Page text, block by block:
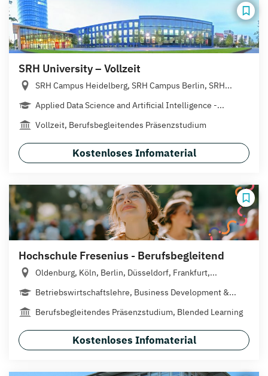
SRH University – Vollzeit
SRH Campus Heidelberg, SRH Campus Berlin, SRH...
Applied Data Science and Artificial Intelligence -...
Vollzeit, Berufsbegleitendes Präsenzstudium
Kostenloses Infomaterial
Hochschule Fresenius - Berufsbegleitend
Oldenburg, Köln, Berlin, Düsseldorf, Frankfurt,...
Betriebswirtschaftslehre, Business Development &...
Berufsbegleitendes Präsenzstudium, Blended Learning
Kostenloses Infomaterial